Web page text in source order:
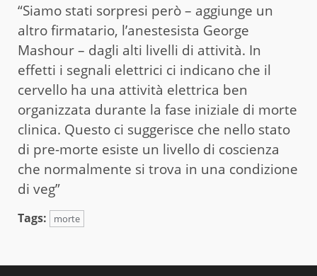
“Siamo stati sorpresi però – aggiunge un
altro firmatario, l’anestesista George
Mashour – dagli alti livelli di attività. In
effetti i segnali elettrici ci indicano che il
cervello ha una attività elettrica ben
organizzata durante la fase iniziale di morte
clinica. Questo ci suggerisce che nello stato
di pre-morte esiste un livello di coscienza
che normalmente si trova in una condizione
di veg”
Tags: morte